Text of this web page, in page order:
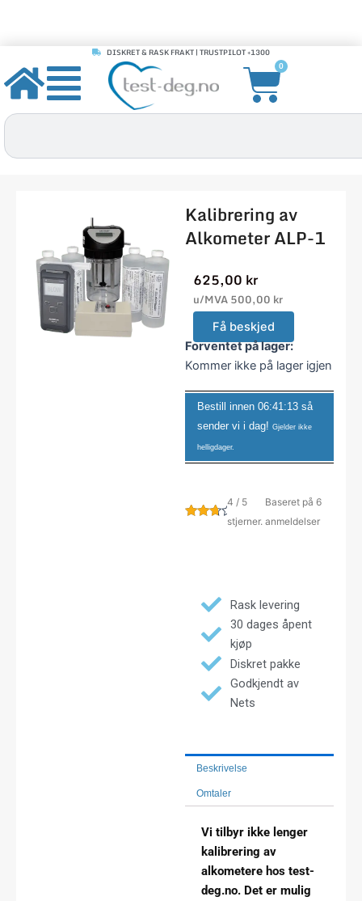
rett
innholdet
DISKRET & RASK FRAKT | TRUSTPILOT +1300
0
Søk
Kalibrering av
Alkometer ALP-1
625,00 kr
u/MVA 500,00 kr
Forventet på lager:
Kommer ikke på lager igjen
Bestill innen 06:41:13så
sender vi i dag! Gjelder ikke
helligdager.
4 / 5
stjerner.
Baseret på 6
anmeldelser
Rask levering
30 dages åpent
kjøp
Diskret pakke
Godkjendt av
Nets
Beskrivelse
Omtaler
Vi tilbyr ikke lenger
kalibrering av
alkometere hos test-
deg.no. Det er mulig